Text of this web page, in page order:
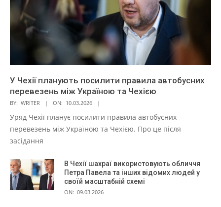
У Чехії планують посилити правила автобусних
перевезень між Україною та Чехією
BY: WRITER ON: 10.03.2026
Уряд Чехії планує посилити правила автобусних
перевезень між Україною та Чехією. Про це після
засідання
В Чехії шахраї використовують обличчя
Петра Павела та інших відомих людей у
своїй масштабній схемі
ON: 09.03.2026